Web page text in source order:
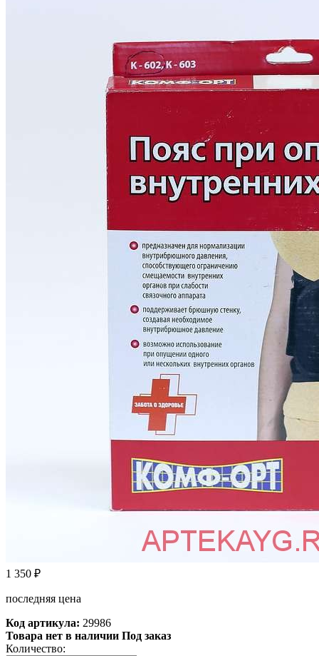
1 350 ₽
последняя цена
Код артикула: 29986
Товара нет в наличии Под заказ
Количество: